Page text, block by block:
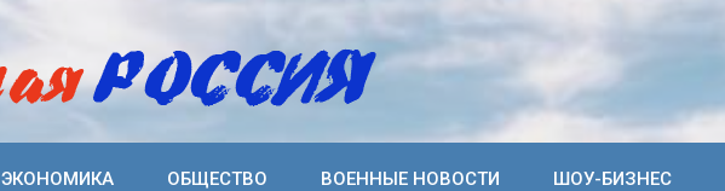
ЭКОНОМИКА ОБЩЕСТВО ВОЕННЫЕ НОВОСТИ ШОУ-БИЗНЕС